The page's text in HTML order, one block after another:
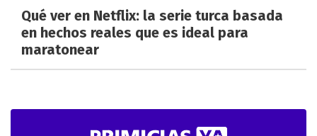
Qué ver en Netflix: la serie turca basada
en hechos reales que es ideal para
maratonear